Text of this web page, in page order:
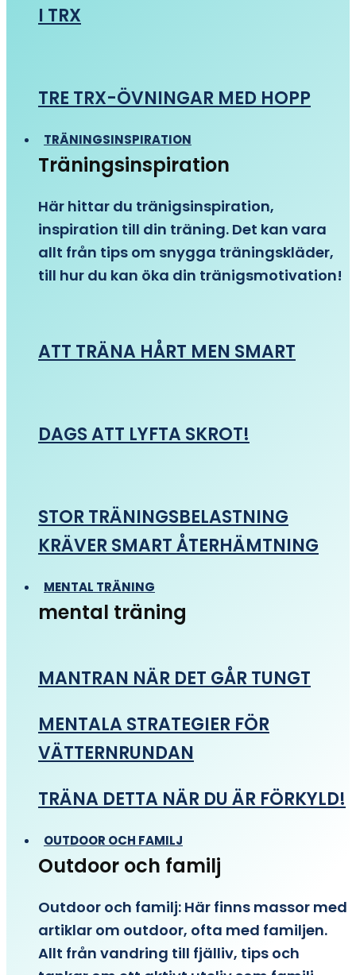
I TRX
TRE TRX-ÖVNINGAR MED HOPP
TRÄNINGSINSPIRATION
Träningsinspiration
Här hittar du tränigsinspiration,
inspiration till din träning. Det kan vara
allt från tips om snygga träningskläder,
till hur du kan öka din tränigsmotivation!
ATT TRÄNA HÅRT MEN SMART
DAGS ATT LYFTA SKROT!
STOR TRÄNINGSBELASTNING
KRÄVER SMART ÅTERHÄMTNING
MENTAL TRÄNING
mental träning
MANTRAN NÄR DET GÅR TUNGT
MENTALA STRATEGIER FÖR
VÄTTERNRUNDAN
TRÄNA DETTA NÄR DU ÄR FÖRKYLD!
OUTDOOR OCH FAMILJ
Outdoor och familj
Outdoor och familj: Här finns massor med
artiklar om outdoor, ofta med familjen.
Allt från vandring till fjälliv, tips och